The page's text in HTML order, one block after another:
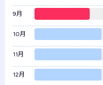
9月
10月
11月
12月